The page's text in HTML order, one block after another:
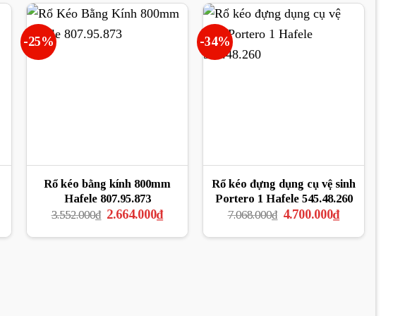
17.330.000₫.
-25%
Rổ kéo bằng kính 800mm
Hafele 807.95.873
3.552.000₫ Giá
là:
2.664.000₫Giá
hiện
tại
-34%
Rổ kéo đựng dụng cụ vệ sinh
Portero 1 Hafele 545.48.260
7.068.000₫ Giá
là:
4.700.000₫Giá
hiện
tại